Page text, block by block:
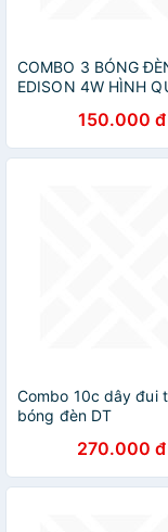
COMBO 3 BÓNG
EDISON 4W HÌNH
150.000 đ
Combo 10c dây đui
bóng đèn DT
270.000 đ